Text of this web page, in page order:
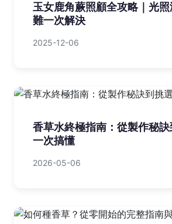
玉女鹿角蕨照顧全攻略｜光
難一次解決
2025-12-06
香草水終極指南：從製作秘
一次搞懂
2026-05-06